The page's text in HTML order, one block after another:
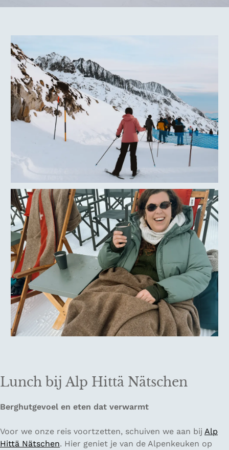
Lunch bij Alp Hittä Nätschen
Berghutgevoel en eten dat verwarmt
Voor we onze reis voortzetten, schuiven we aan bij Alp
Hittä Nätschen. Hier geniet je van de Alpenkeuken op